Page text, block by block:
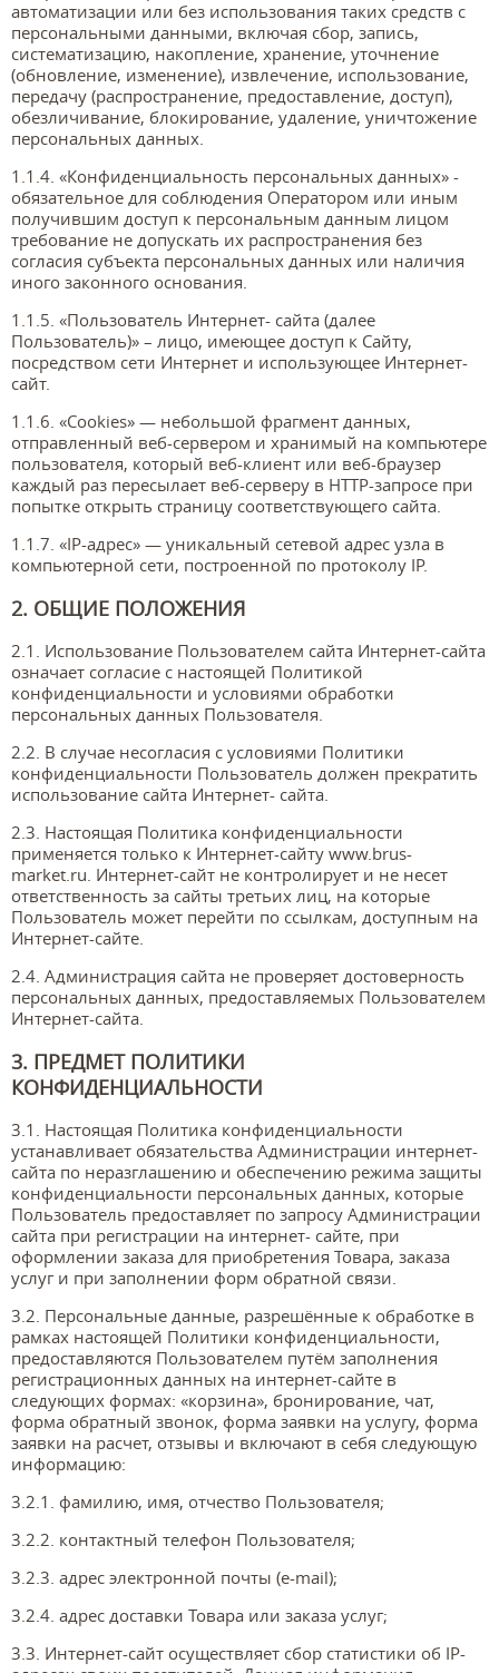
автоматизации или без использования таких средств с
персональными данными, включая сбор, запись,
систематизацию, накопление, хранение, уточнение
(обновление, изменение), извлечение, использование,
передачу (распространение, предоставление, доступ),
обезличивание, блокирование, удаление, уничтожение
персональных данных.
1.1.4. «Конфиденциальность персональных данных» -
обязательное для соблюдения Оператором или иным
получившим доступ к персональным данным лицом
требование не допускать их распространения без
согласия субъекта персональных данных или наличия
иного законного основания.
1.1.5. «Пользователь Интернет- сайта (далее
Пользователь)» – лицо, имеющее доступ к Сайту,
посредством сети Интернет и использующее Интернет-
сайт.
1.1.6. «Cookies» — небольшой фрагмент данных,
отправленный веб-сервером и хранимый на компьютере
пользователя, который веб-клиент или веб-браузер
каждый раз пересылает веб-серверу в HTTP-запросе при
попытке открыть страницу соответствующего сайта.
1.1.7. «IP-адрес» — уникальный сетевой адрес узла в
компьютерной сети, построенной по протоколу IP.
2. ОБЩИЕ ПОЛОЖЕНИЯ
2.1. Использование Пользователем сайта Интернет-сайта
означает согласие с настоящей Политикой
конфиденциальности и условиями обработки
персональных данных Пользователя.
2.2. В случае несогласия с условиями Политики
конфиденциальности Пользователь должен прекратить
использование сайта Интернет- сайта.
2.3. Настоящая Политика конфиденциальности
применяется только к Интернет-сайту www.brus-
market.ru. Интернет-сайт не контролирует и не несет
ответственность за сайты третьих лиц, на которые
Пользователь может перейти по ссылкам, доступным на
Интернет-сайте.
2.4. Администрация сайта не проверяет достоверность
персональных данных, предоставляемых Пользователем
Интернет-сайта.
3. ПРЕДМЕТ ПОЛИТИКИ
КОНФИДЕНЦИАЛЬНОСТИ
3.1. Настоящая Политика конфиденциальности
устанавливает обязательства Администрации интернет-
сайта по неразглашению и обеспечению режима защиты
конфиденциальности персональных данных, которые
Пользователь предоставляет по запросу Администрации
сайта при регистрации на интернет- сайте, при
оформлении заказа для приобретения Товара, заказа
услуг и при заполнении форм обратной связи.
3.2. Персональные данные, разрешённые к обработке в
рамках настоящей Политики конфиденциальности,
предоставляются Пользователем путём заполнения
регистрационных данных на интернет-сайте в
следующих формах: «корзина», бронирование, чат,
форма обратный звонок, форма заявки на услугу, форма
заявки на расчет, отзывы и включают в себя следующую
информацию:
3.2.1. фамилию, имя, отчество Пользователя;
3.2.2. контактный телефон Пользователя;
3.2.3. адрес электронной почты (e-mail);
3.2.4. адрес доставки Товара или заказа услуг;
3.3. Интернет-сайт осуществляет сбор статистики об IP-